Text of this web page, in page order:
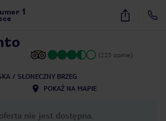
1 22
(223 opinie)
SŁONECZNY BRZEG
POKAŻ NA MAPIE
nie jest dostępna.